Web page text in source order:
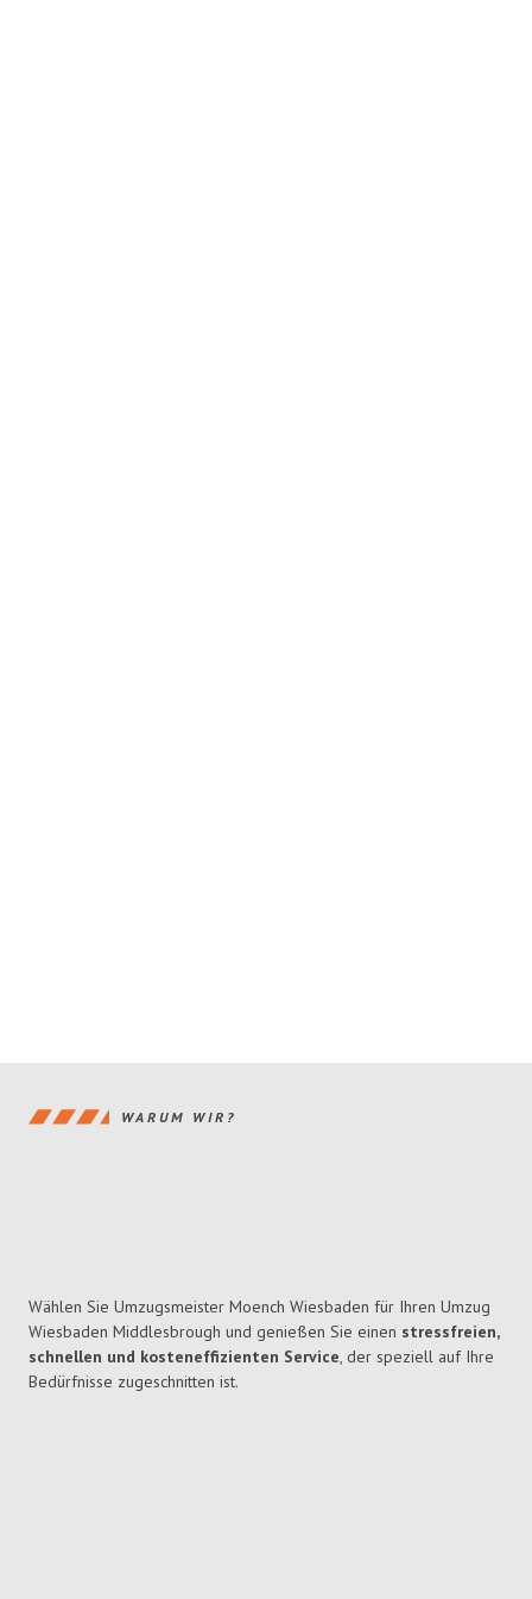
WARUM WIR?
Wählen Sie Umzugsmeister Moench Wiesbaden für Ihren Umzug
Wiesbaden Middlesbrough und genießen Sie einen stressfreien,
schnellen und kosteneffizienten Service, der speziell auf Ihre
Bedürfnisse zugeschnitten ist.